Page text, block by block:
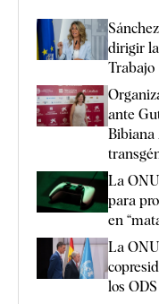
dirigir
Trabajo
ante
Bibiana
La
para
en
La
los ODS